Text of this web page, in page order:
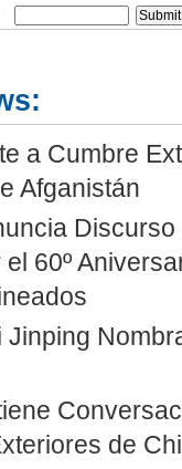
a Cumbre
Afganistán
60º
Jinping
de